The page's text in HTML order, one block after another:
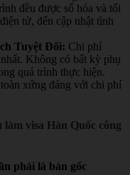
đều được số hóa và tối
tử, đến cập nhật tình
Tuyệt Đối: Chi phí
Không có bất kỳ phụ
quá trình thực hiện.
xứng đáng với chi phí
visa Hàn Quốc công
phải là bản gốc